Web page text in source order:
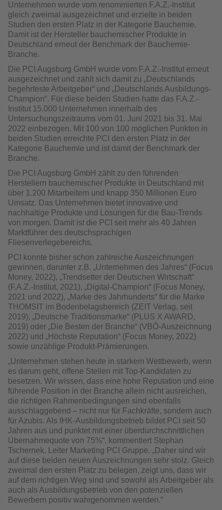
Unternehmen wurde vom renommierten F.A.Z.-Institut
gleich zweimal ausgezeichnet und erzielte in beiden
Studien den ersten Platz in der Kategorie Bauchemie.
Damit ist der Hersteller bauchemischer Produkte in
Deutschland erneut der Benchmark der Bauchemie-
Branche.
Die PCI Augsburg GmbH wurde vom F.A.Z.-Institut erneut
ausgezeichnet und zählt sich damit zu „Deutschlands
begehrteste Arbeitgeber“ und „Deutschlands Ausbildungs-
Champion“. Für diese beiden Studien hatte das F.A.Z.-
Institut 15.000 Unternehmen innerhalb des
Untersuchungszeitraums vom 01. Juni 2021 bis 31. Mai
2022 einbezogen. Mit 100 von 100 möglichen Punkten in
beiden Studien erreichte PCI den ersten Platz in der
Kategorie Bauchemie und ist damit der Benchmark der
Branche.
Die PCI Augsburg GmbH zählt zu den führenden
Herstellern bauchemischer Produkte in Deutschland mit
über 1.200 Mitarbeitern und knapp 350 Millionen Euro
Umsatz. Das Unternehmen bietet innovative und
nachhaltige Produkte und Lösungen für die Bau-Trends
von morgen. Damit ist die PCI seit mehr als 40 Jahren
Marktführer des deutschsprachigen
Fliesenverlegebereichs.
PCI konnte bisher schon zahlreiche Auszeichnungen
gewinnen, darunter z.B. „Unternehmen des Jahres“ (Focus
Money, 2022), „Trendsetter der Deutschen Wirtschaft“
(F.A.Z.-Institut, 2021), „Digital-Champion“ (Focus Money,
2021 und 2022), „Marke des Jahrhunderts“ für die Marke
THOMSIT im Bodenbelagsbe­reich (ZEIT Verlag, seit
2019), „Deutsche Traditionsmarke“ (PLUS X AWARD,
2019) oder „Die Besten der Branche“ (VBÖ-Auszeichnung
2022) und „Höchste Reputation“ (Focus Money, 2022)
sowie unzählige Produkt-Prämierungen.
„Unternehmen stehen heute in starkem Wettbewerb, wenn
es darum geht, offene Stellen mit Top-Kandidaten zu
besetzen. Wir wissen, dass eine hohe Reputation und eine
führende Position in der Branche allein nicht ausreichen,
die richtigen Rahmenbedingungen sind ebenfalls
ausschlaggebend – nicht nur für Fachkräfte, sondern auch
für Azubis. Als IHK-Ausbildungsbetrieb bildet PCI seit 50
Jahren aus und punktet mit einer überdurchschnittlichen
Übernahme­quote von 75%“, kommentiert Stephan
Tschernek, Leiter Marketing PCI Gruppe. „Daher sind wir
auf diese beiden neuen Auszeichnungen sehr stolz. Gleich
zweimal den ersten Platz zu belegen, zeigt uns, dass wir
auf dem richtigen Weg sind und sowohl als Arbeitgeber als
auch als Ausbildungsbetrieb von den potenziellen
Bewerbern positiv wahrgenommen werden.“